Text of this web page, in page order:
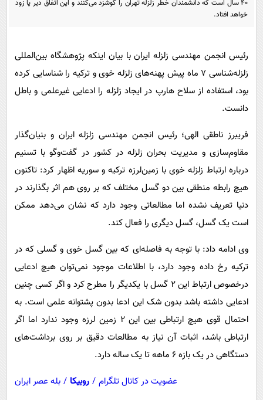
سرگرمی
حوادث
محیط زیست
فرهنگی
بین الملل
سیاست خارجی
پیامک
دانلود
40 سال است که دانشمندان خطر زلزله تهران را گوشزد می‌کنند و این اتفاق دیر یا زود
خواهد افتاد.
رئیس انجمن مهندسی زلزله ایران با بیان اینکه پژوهشگاه بین‌المللی
زلزله‌شناسی ۷ ماه پیش پهنه‌های زلزله خوی و ترکیه را شناسایی کرده
بود، استفاده از سلاح هارپ در ایجاد زلزله را ادعایی غیرعلمی و باطل
دانست.
فریبرز ناطقی الهی؛ رئیس انجمن مهندسی زلزله ایران و بنیان‌گذار
مقاوم‌سازی و مدیریت بحران زلزله در کشور در گفت‌وگو با تسنیم
درباره ارتباط زلزله خوی با زمین‌لرزه‌ ترکیه و سوریه اظهار کرد: تاکنون
هیچ رابطه منطقی بین دو گسل مختلف که بر روی هم اثر بگذارند در
دنیا تعریف نشده اما مطالعاتی وجود دارد که نشان می‌دهد ممکن
است یک گسل، گسل دیگری را فعال کند.
وی ادامه داد: با توجه به فاصله‌ای که بین گسل خوی و گسلی که در
ترکیه رخ داده وجود دارد، با اطلاعات موجود نمی‌توان هیچ ادعایی
درخصوص ارتباط این 2 گسل با یکدیگر را مطرح کرد و اگر کسی چنین
ادعایی داشته باشد بدون شک این ادعا بدون پشتوانه علمی است. به
احتمال قوی هیچ ارتباطی بین این 2 زمین لرزه وجود ندارد اما اگر
ارتباطی باشد، اثبات آن نیاز به مطالعات دقیق بر روی برداشت‌های
دستگاهی در یک بازه 6 ماهه تا یک ساله دارد.
عضویت در کانال تلگرام / روبیکا / بله عصر ایران